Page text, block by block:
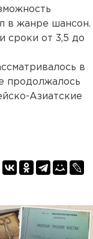
в жанре шансон.
сроки от 3,5 до
в
продолжалось
Азиатские